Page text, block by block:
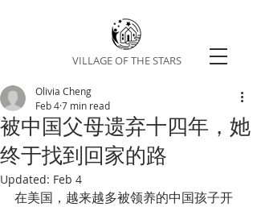
VILLAGE OF THE STARS
被中国父母遗弃十四年，她
终于找到回家的路
Olivia Cheng
Feb 47 min read
Updated: Feb 4
在美国，越来越多被领养的中国孩子开